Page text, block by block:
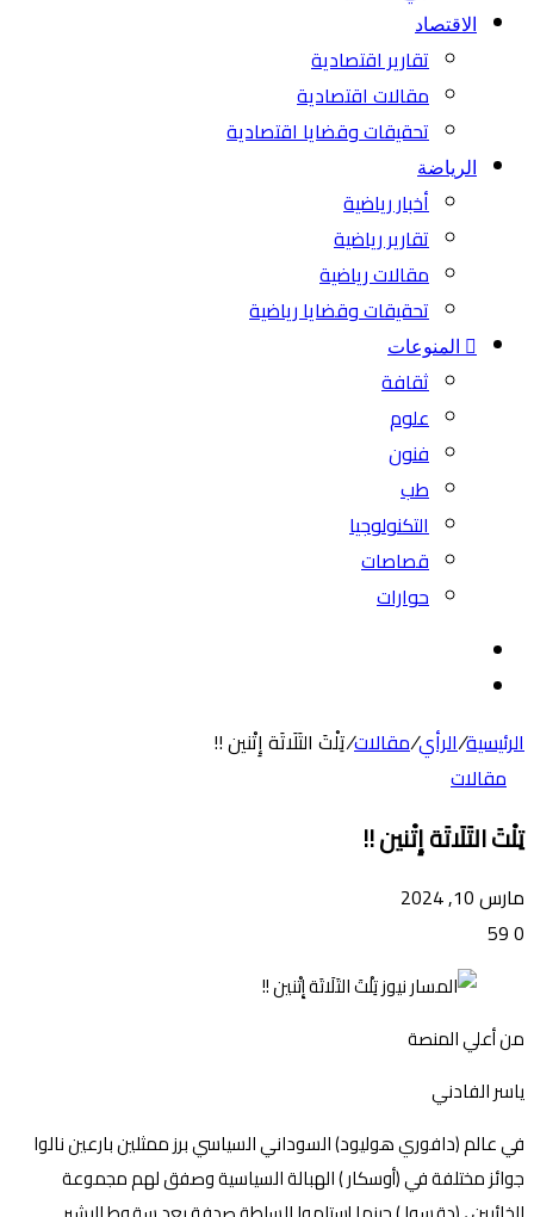
الاقتصاد
تقارير اقتصادية
مقالات اقتصادية
تحقيقات وقضايا اقتصادية
الرياضة
أخبار رياضية
تقارير رياضية
مقالات رياضية
تحقيقات وقضايا رياضية
المنوعات
ثقافة
علوم
فنون
طب
التكنولوجيا
قصاصات
حوارات
المظلم
الرئيسية/الرأي/مقالات/تِلْتَ التَلَاتَة إِتْنين !!
مقالات
تِلْتَ التَلَاتَة إِتْنين !!
مارس 10, 2024
0
من أعلي المنصة
ياسر الفادني
في عالم (دافوري هوليود) السوداني السياسي برز ممثلين بارعين نالوا
جوائز مختلفة في (أوسكار ) الهبالة السياسية وصفق لهم مجموعة